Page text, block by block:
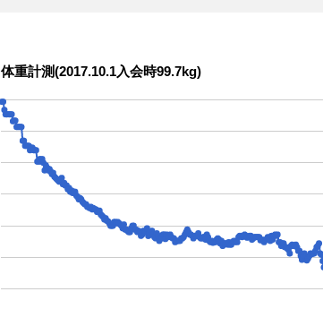
体重計測(2017.10.1入会時99.7kg)